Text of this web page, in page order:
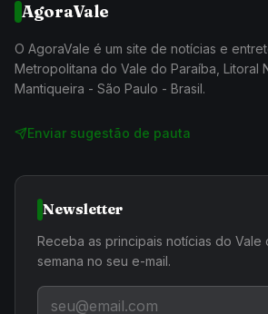
AgoraVale
O AgoraVale é um site de notícias e
Metropolitana do Vale do Paraíba, Litoral
Mantiqueira - São Paulo - Brasil.
Enviar sugestão de pauta
Newsletter
Receba as principais notícias do Vale
semana no seu e-mail.